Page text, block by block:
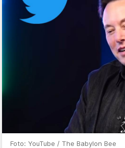
Foto: YouTube / The Babylon Bee